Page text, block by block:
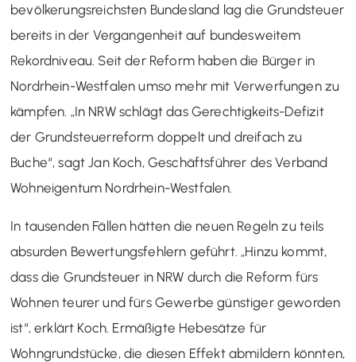
bevölkerungsreichsten Bundesland lag die Grundsteuer
bereits in der Vergangenheit auf bundesweitem
Rekordniveau. Seit der Reform haben die Bürger in
Nordrhein-Westfalen umso mehr mit Verwerfungen zu
kämpfen. „In NRW schlägt das Gerechtigkeits-Defizit
der Grundsteuerreform doppelt und dreifach zu
Buche“, sagt Jan Koch, Geschäftsführer des Verband
Wohneigentum Nordrhein-Westfalen.
In tausenden Fällen hätten die neuen Regeln zu teils
absurden Bewertungsfehlern geführt. „Hinzu kommt,
dass die Grundsteuer in NRW durch die Reform fürs
Wohnen teurer und fürs Gewerbe günstiger geworden
ist“, erklärt Koch. Ermäßigte Hebesätze für
Wohngrundstücke, die diesen Effekt abmildern könnten,